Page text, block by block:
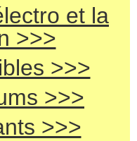
et la
>>>
>>>
>>>
>>>